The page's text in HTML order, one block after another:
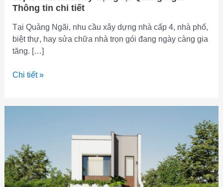
Thông tin chi tiết
Tại Quảng Ngãi, nhu cầu xây dựng nhà cấp 4, nhà phố,
biệt thự, hay sửa chữa nhà trọn gói đang ngày càng gia
tăng. […]
Top
Quảng
Ngãi
–
Chi tiết »